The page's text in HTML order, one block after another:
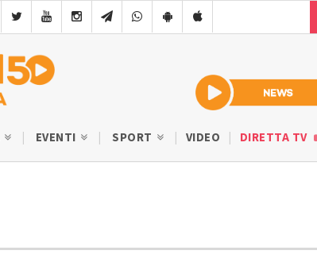
EVENTI SPORT VIDEO DIRETTA TV